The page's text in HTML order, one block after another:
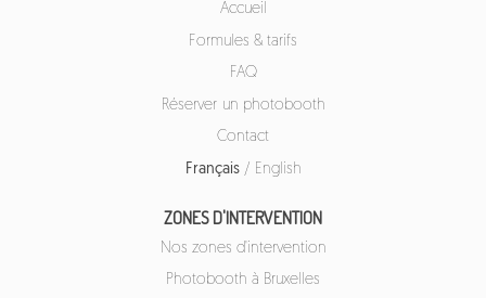
Accueil
Formules & tarifs
FAQ
Réserver un photobooth
Contact
Français/ English
ZONES D'INTERVENTION
Nos zones d'intervention
Photobooth à Bruxelles